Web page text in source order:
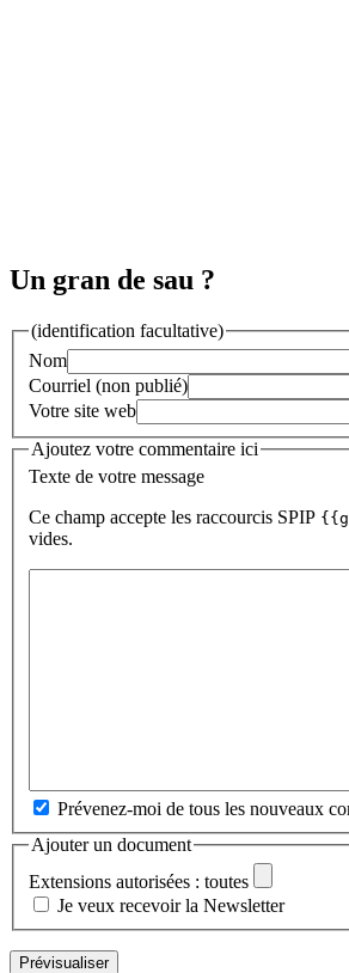
Un gran de sau ?
(identification facultative)
Nom
Courriel (non publié)
Votre site web
Ajoutez votre commentaire ici
Texte de votre message
Ce champ accepte les raccourcis SPIP
vides.
Prévenez-moi de tous les nouveaux
Ajouter un document
Extensions autorisées : toutes
Je veux recevoir la Newsletter